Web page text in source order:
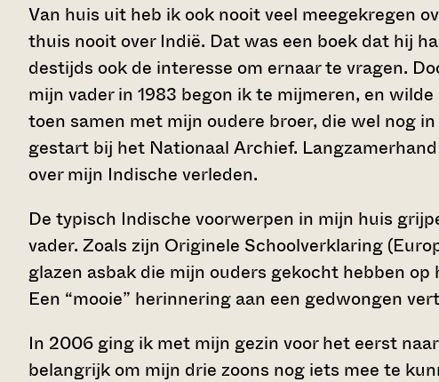
Van huis uit heb ik ook nooit veel meegekregen
thuis nooit over Indië. Dat was een boek dat hij
destijds ook de interesse om ernaar te vragen.
mijn vader in 1983 begon ik te mijmeren, en
toen samen met mijn oudere broer, die wel nog
gestart bij het Nationaal Archief.
over mijn Indische verleden.
De typisch Indische voorwerpen in mijn huis
vader. Zoals zijn Originele Schoolverklaring
glazen asbak die mijn ouders gekocht hebben
Een “mooie” herinnering aan een gedwongen
In 2006 ging ik met mijn gezin voor het eerst
belangrijk om mijn drie zoons nog iets mee te